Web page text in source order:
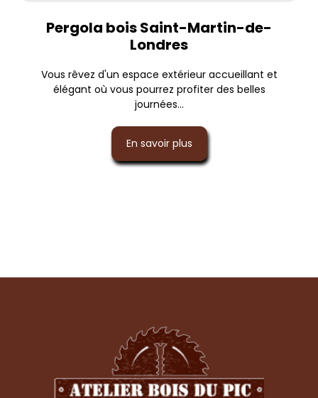
Pergola bois Saint-Martin-de-
Londres
Vous rêvez d'un espace extérieur accueillant et
élégant où vous pourrez profiter des belles
journées...
En savoir plus